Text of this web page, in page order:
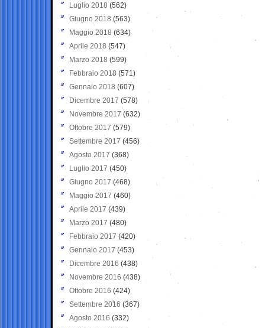
Luglio 2018 (562)
Giugno 2018 (563)
Maggio 2018 (634)
Aprile 2018 (547)
Marzo 2018 (599)
Febbraio 2018 (571)
Gennaio 2018 (607)
Dicembre 2017 (578)
Novembre 2017 (632)
Ottobre 2017 (579)
Settembre 2017 (456)
Agosto 2017 (368)
Luglio 2017 (450)
Giugno 2017 (468)
Maggio 2017 (460)
Aprile 2017 (439)
Marzo 2017 (480)
Febbraio 2017 (420)
Gennaio 2017 (453)
Dicembre 2016 (438)
Novembre 2016 (438)
Ottobre 2016 (424)
Settembre 2016 (367)
Agosto 2016 (332)